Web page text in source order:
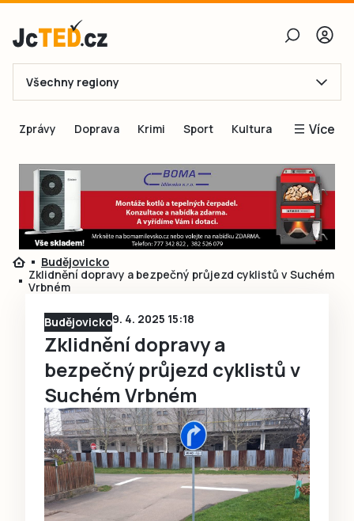
E-mail
Obnovit heslo
Přihlásit se
Přihlásit se přes Facebook
Všechny regiony
Zprávy Doprava Krimi Sport Kultura Více
Blogy
Inspirace
Čtenáři píší
Speciální přílohy
Budějovicko
Zklidnění dopravy a bezpečný průjezd cyklistů v Suchém
Vrbném
Budějovicko9. 4. 2025 15:18
Zklidnění dopravy a
bezpečný průjezd cyklistů v
Suchém Vrbném